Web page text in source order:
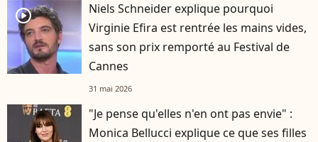
player2
Niels Schneider explique pourquoi
Virginie Efira est rentrée les mains vides,
sans son prix remporté au Festival de
Cannes
31 mai 2026
"Je pense qu'elles n'en ont pas envie" :
Monica Bellucci explique ce que ses filles